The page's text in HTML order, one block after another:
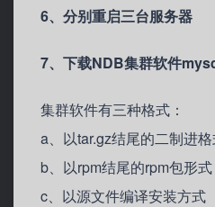
6、分别重启三台服务器
7、下载NDB集群软件
集群软件有三种格式：
a、以tar.gz结尾的二制进
b、以rpm结尾的rpm包形式
c、以源文件编译安装方式